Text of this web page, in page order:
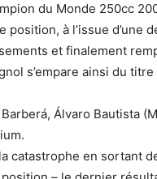
du Monde 250cc
position, à l’issue d’une
et finalement
s’empare ainsi du
Álvaro Bautista
catastrophe en sortant